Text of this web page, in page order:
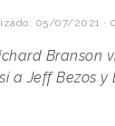
05/07/2021 ·
Branson
a Jeff Bezos y